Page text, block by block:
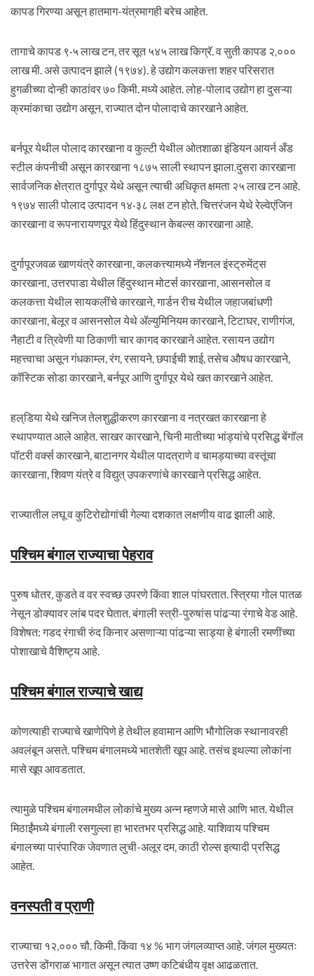
कापड गिरण्या असून हातमाग-यंत्रमागही बरेच आहेत.
तागाचे कापड ९·५ लाख टन, तर सूत ५४५ लाख किग्रॅ. व सुती कापड २,०००
लाख मी. असे उत्पादन झाले (१९७४). हे उद्योग कलकत्ता शहर परिसरात
हुगळीच्या दोन्ही काठांवर ७० किमी. मध्ये आहेत. लोह-पोलाद उद्योग हा दुसऱ्या
क्रमांकाचा उद्योग असून, राज्यात दोन पोलादाचे कारखाने आहेत.
बर्नपूर येथील पोलाद कारखाना व कुल्टी येथील ओतशाळा इंडियन आयर्न अँड
स्टील कंपनीची असून कारखाना १८७५ साली स्थापन झाला.दुसरा कारखाना
सार्वजनिक क्षेत्रात दुर्गापूर येथे असून त्याची अधिकृत क्षमता २५ लाख टन आहे.
१९७४ साली पोलाद उत्पादन १४·३८ लक्ष टन होते. चित्तरंजन येथे रेल्वेएंजिन
कारखाना व रूपनारायणपूर येथे हिंदुस्थान केबल्स कारखाना आहे.
दुर्गापूरजवळ खाणयंत्रे कारखाना, कलकत्त्यामध्ये नॅशनल इंस्ट्रुमेंट्‌स
कारखाना, उत्तरपाडा येथील हिंदुस्थान मोटर्स कारखाना, आसनसोल व
कलकत्ता येथील सायकलींचे कारखाने, गार्डन रीच येथील जहाजबांधणी
कारखाना, बेलूर व आसनसोल येथे ॲल्युमिनियम कारखाने, टिटाघर, राणीगंज,
नैहाटी व त्रिवेणी या ठिकाणी चार कागद कारखाने आहेत. रसायन उद्योग
महत्त्वाचा असून गंधकाम्ल, रंग, रसायने, छपाईची शाई, तसेच औषध कारखाने,
कॉस्टिक सोडा कारखाने, बर्नपूर आणि दुर्गापूर येथे खत कारखाने आहेत.
हल्‌डिया येथे खनिज तेलशुद्धीकरण कारखाना व नत्रखत कारखाना हे
स्थापण्यात आले आहेत. साखर कारखाने, चिनी मातीच्या भांड्यांचे प्रसिद्ध बेंगॉल
पॉटरी वर्क्स कारखाने, बाटानगर येथील पादत्राणे व चामड्याच्या वस्तूंचा
कारखाना, शिवण यंत्रे व विद्युत् उपकरणांचे कारखाने प्रसिद्ध आहेत.
राज्यातील लघू व कुटिरोद्योगांची गेल्या दशकात लक्षणीय वाढ झाली आहे.
पश्चिम बंगाल राज्याचा पेहराव
पुरुष धोतर, कुडते व वर स्वच्छ उपरणे किंवा शाल पांघरतात. स्त्रिया गोल पातळ
नेसून डोक्यावर लांब पदर घेतात. बंगाली स्त्री-पुरुषांस पांढऱ्या रंगाचे वेड आहे.
विशेषत: गडद रंगाची रुंद किनार असणाऱ्या पांढऱ्या साड्या हे बंगाली रमणींच्या
पोशाखाचे वैशिष्ट्य आहे.
पश्चिम बंगाल राज्याचे खाद्य
कोणत्याही राज्याचे खाणेपिणे हे तेथील हवामान आणि भौगोलिक स्थानावरही
अवलंबून असते. पश्चिम बंगालमध्ये भातशेती खूप आहे. तसंच इथल्या लोकांना
मासे खूप आवडतात.
त्यामुळे पश्चिम बंगालमधील लोकांचे मुख्य अन्न म्हणजे मासे आणि भात. येथील
मिठाईंमध्ये बंगाली रसगुल्ला हा भारतभर प्रसिद्ध आहे. याशिवाय पश्चिम
बंगालच्या पारंपारिक जेवणात लुची-अलूर दम, काठी रोल्स इत्यादी प्रसिद्ध
आहेत.
वनस्पती व प्राणी
राज्याचा १२,००० चौ. किमी. किंवा १४ % भाग जंगलव्याप्त आहे. जंगल मुख्यतः
उत्तरेस डोंगराळ भागात असून त्यात उष्ण कटिबंधीय वृक्ष आढळतात.